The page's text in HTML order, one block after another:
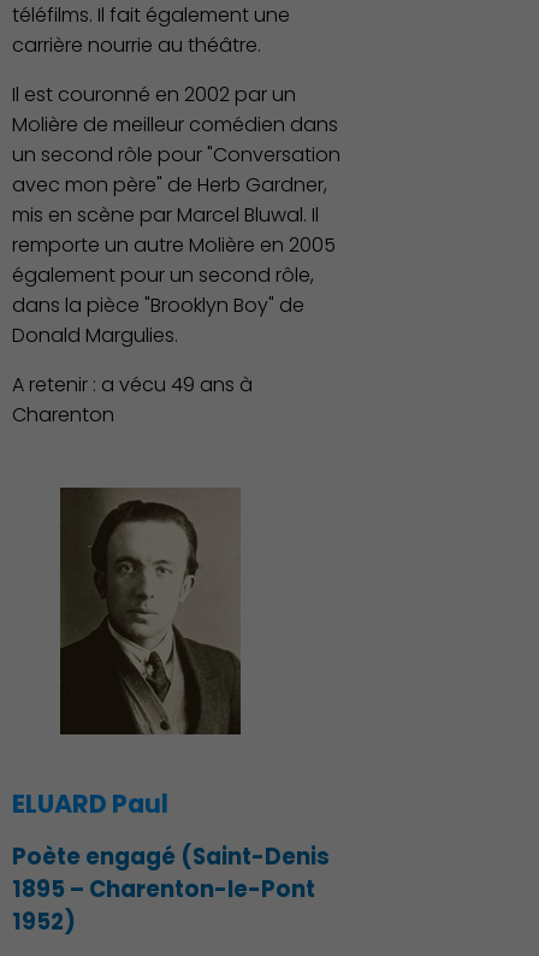
téléfilms. Il fait également une
carrière nourrie au théâtre.
Il est couronné en 2002 par un
Molière de meilleur comédien dans
un second rôle pour "Conversation
avec mon père" de Herb Gardner,
mis en scène par Marcel Bluwal. Il
remporte un autre Molière en 2005
également pour un second rôle,
dans la pièce "Brooklyn Boy" de
Donald Margulies.
A retenir : a vécu 49 ans à
Charenton
ELUARD Paul
Poète engagé (Saint-Denis
1895 – Charenton-le-Pont
1952)